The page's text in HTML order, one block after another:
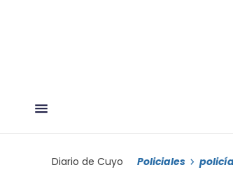
Diario de Cuyo Policiales